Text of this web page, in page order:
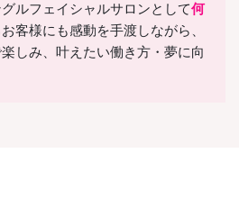
ルフェイシャルサロンとして何
客様にも感動を手渡しながら、
しみ、叶えたい働き方・夢に向